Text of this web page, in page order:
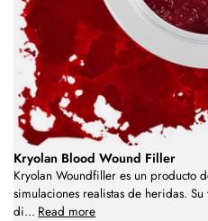
Kryolan Blood Wound Filler
Kryolan Woundfiller es un producto
simulaciones realistas de heridas.
di... Read more